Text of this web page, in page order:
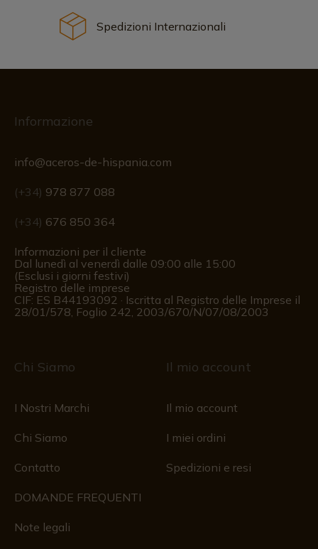
Spedizioni Internazionali
Informazione
info@aceros-de-hispania.com
(+34) 978 877 088
(+34) 676 850 364
Informazioni per il cliente
Dal lunedì al venerdì dalle 09:00 alle 15:00
(Esclusi i giorni festivi)
Registro delle imprese
CIF: ES B44193092 · Iscritta al Registro delle Imprese il
28/01/578, Foglio 242, 2003/670/N/07/08/2003
Chi Siamo
I Nostri Marchi
Chi Siamo
Contatto
DOMANDE FREQUENTI
Note legali
Il mio account
Il mio account
I miei ordini
Spedizioni e resi